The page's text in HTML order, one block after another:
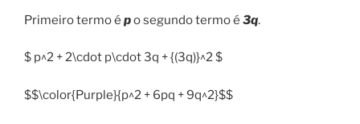
Primeiro termo é po segundo termo é 3q.
$ p^2 + 2\cdot p\cdot 3q + {(3q)}^2 $
$$\color{Purple}{p^2 + 6pq + 9q^2}$$